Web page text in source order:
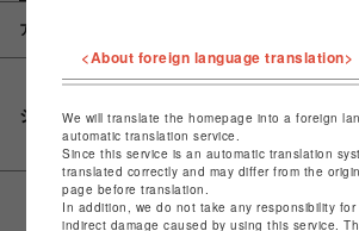
アイテム説明 / 素材
シェアする
<About foreign language translation>
We will translate the homepage into a foreign
automatic translation service.
Since this service is an automatic translation
translated correctly and may differ from the
page before translation.
In addition, we do not take any responsibility
indirect damage caused by using this service.